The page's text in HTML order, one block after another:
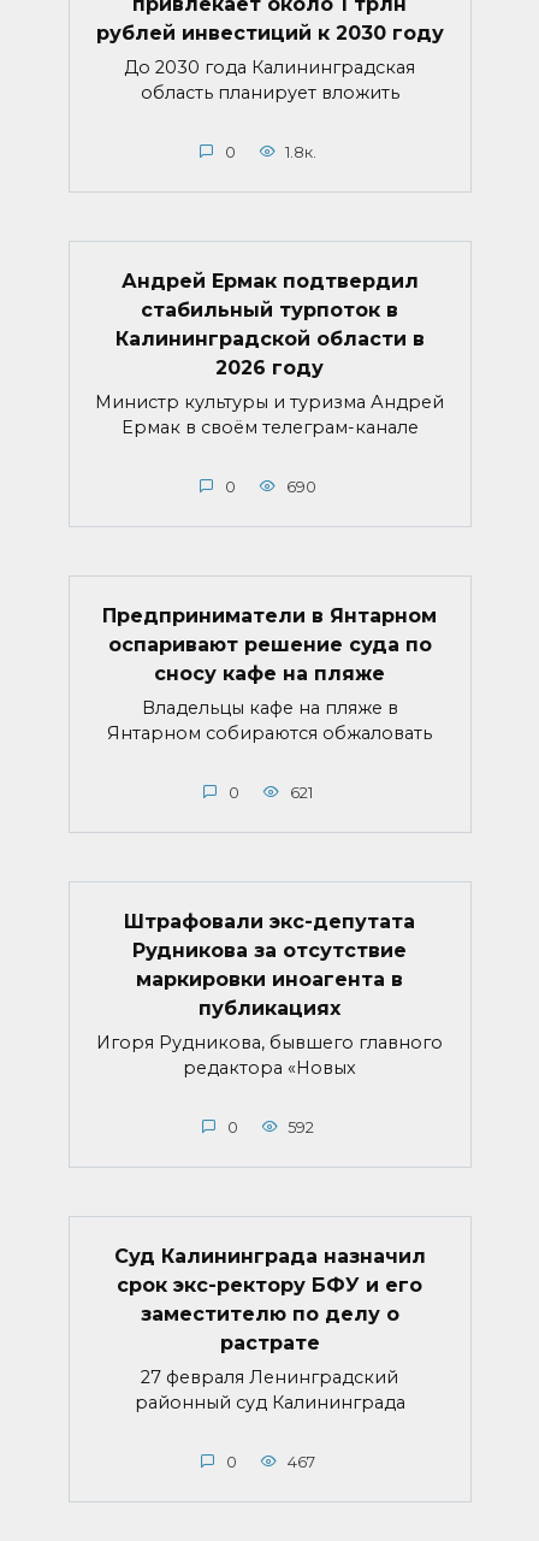
рублей инвестиций к 2030 году
До 2030 года Калининградская
область планирует вложить
0 1.8к.
Андрей Ермак подтвердил
стабильный турпоток в
Калининградской области в
2026 году
Министр культуры и туризма Андрей
Ермак в своём телеграм-канале
0 690
Предприниматели в Янтарном
оспаривают решение суда по
сносу кафе на пляже
Владельцы кафе на пляже в
Янтарном собираются обжаловать
0 621
Штрафовали экс-депутата
Рудникова за отсутствие
маркировки иноагента в
публикациях
Игоря Рудникова, бывшего главного
редактора «Новых
0 592
Суд Калининграда назначил
срок экс-ректору БФУ и его
заместителю по делу о
растрате
27 февраля Ленинградский
районный суд Калининграда
0 467